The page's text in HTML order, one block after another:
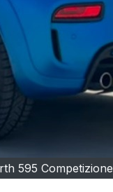
595 Competizione